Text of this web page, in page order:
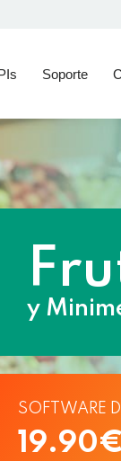
Soporte
y
SOFTWARE